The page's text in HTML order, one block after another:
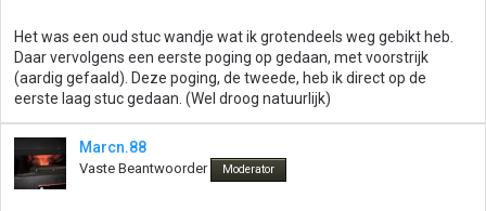
Het was een oud stuc wandje wat ik grotendeels weg gebikt heb.
Daar vervolgens een eerste poging op gedaan, met voorstrijk
(aardig gefaald). Deze poging, de tweede, heb ik direct op de
eerste laag stuc gedaan. (Wel droog natuurlijk)
Marcn.88
Vaste Beantwoorder Moderator